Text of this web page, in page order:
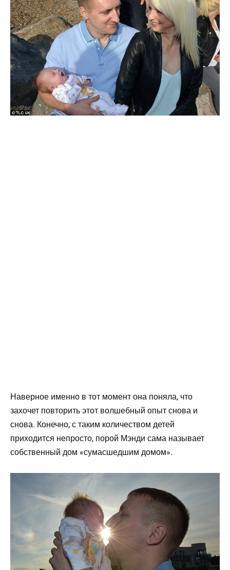
Наверное именно в тот момент она поняла, что
захочет повторить этот волшебный опыт снова и
снова. Конечно, с таким количеством детей
приходится непросто, порой Мэнди сама называет
собственный дом «сумасшедшим домом».